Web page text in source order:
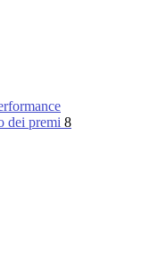
dei premi 8